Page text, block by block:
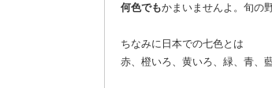
何色でもかまいませんよ。旬の
ちなみに日本での七色とは
赤、橙いろ、黄いろ、緑、青、